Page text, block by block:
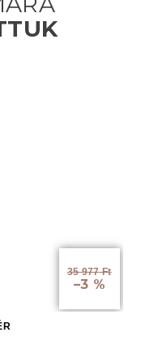
35 977 Ft
–3 %